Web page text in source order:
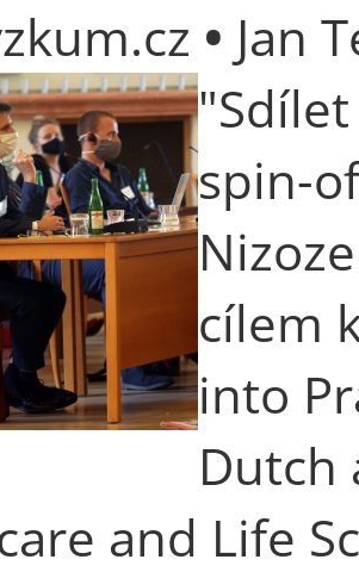
• Jan
spin-
cílem
into
Dutch
and Life